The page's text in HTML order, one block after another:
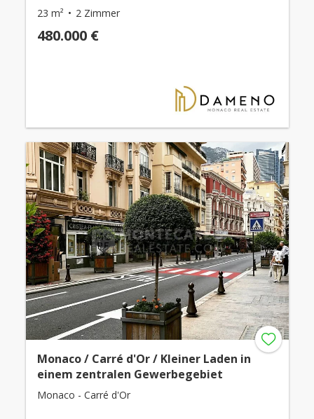
23 m² 2 Zimmer
480.000 €
Monaco / Carré d'Or / Kleiner Laden in
einem zentralen Gewerbegebiet
Monaco - Carré d'Or